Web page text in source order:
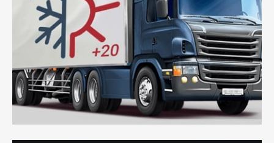
Газель (1,5 и 3 тонны), Бычок, Еврофура от 5 до
10 тонн
от 6000 руб.
- Рефрижераторные перевозки грузов с
соблюдением температурного режима, работающим
термописцем, санитарной обработкой кузова и мед.
книжкой у водителя.
- Тайгер Логистик поможет быстро перевезти
скоропортящиеся продукты в любой город России с